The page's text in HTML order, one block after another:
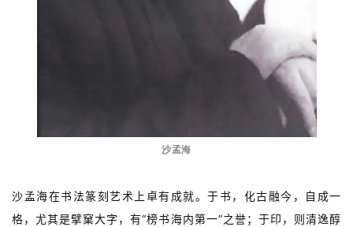
沙孟海
沙孟海在书法篆刻艺术上卓有成就。于书，化古融今，自成一
格，尤其是擘窠大字，有“榜书海内第一”之誉；于印，则清逸醇